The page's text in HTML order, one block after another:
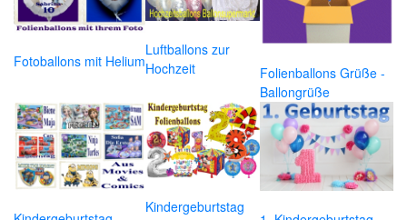
Fotoballons mit Helium
Luftballons zur
Hochzeit
Folienballons Grüße -
Ballongrüße
Kindergeburtstag